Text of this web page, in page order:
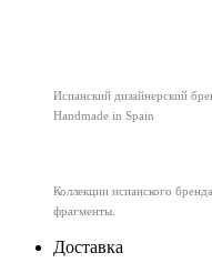
Испанский дизайнерский
Handmade in Spain
Коллекции испанского
фрагменты.
Доставка